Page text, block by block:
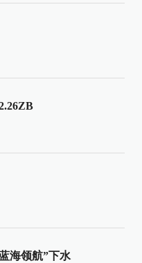
海领航”下水